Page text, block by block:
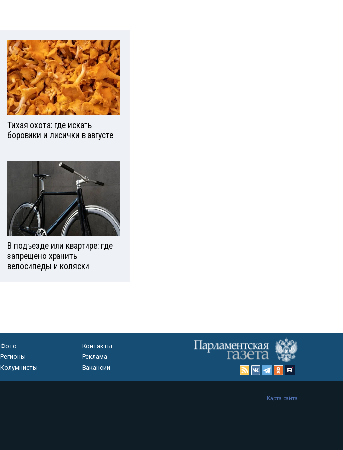
Тихая охота: где искать
боровики и лисички в августе
В подъезде или квартире: где
запрещено хранить
велосипеды и коляски
Фото
Регионы
Колумнисты
Контакты
Реклама
Вакансии
Карта сайта